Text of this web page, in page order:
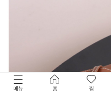
메뉴 홈 찜